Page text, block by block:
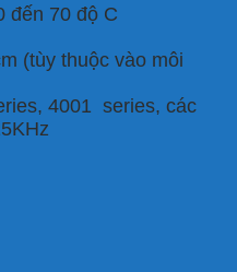
đến 70 độ C
(tùy thuộc vào môi
4001 series, các